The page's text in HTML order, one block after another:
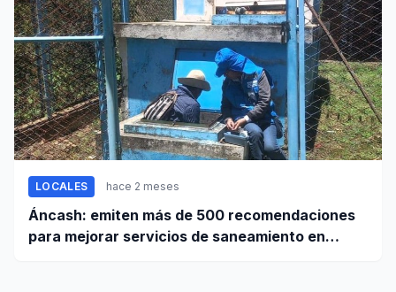
LOCALES hace 2 meses
Áncash: emiten más de 500 recomendaciones
para mejorar servicios de saneamiento en